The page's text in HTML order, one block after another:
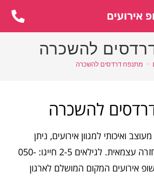
אירועים
להשכרה
> מתנפח דרדסים להשכרה
להשכרה
ואיכותי למגוון אירועים, ניתן
לבצע איסוף והחזרה עצמאית. לגילאים 2-5 חייגו: 050-
קטשופ אירועים המקום המושלם לארגון